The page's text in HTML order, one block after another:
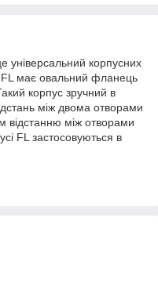
універсальний корпусних
FL має овальний фланець
корпус зручний в
між двома отворами
відстанню між отворами
FL застосовуються в